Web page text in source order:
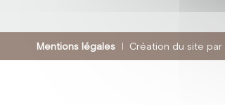
Mentions légales Création du site par